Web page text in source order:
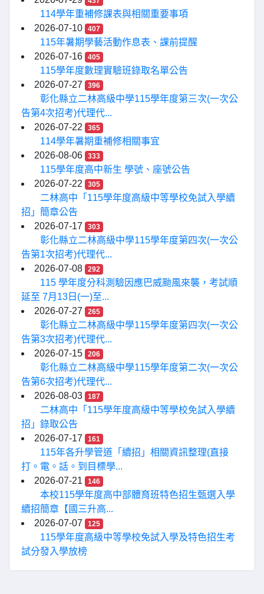
114學年重補修課表與相關重要事項
2026-07-10
407
115年暑期學藝活動作息表、課前提醒
2026-07-16
405
115學年度數理實驗班錄取名單公告
2026-07-27
396
彰化縣立二林高級中學115學年度第三次(一次公
告第4次招考)代理代...
2026-07-22
365
114學年暑期重補修相關事宜
2026-08-06
333
115學年度高中新生 學號、座號公告
2026-07-22
305
二林高中「115學年度高級中等學校免試入學續
招」簡章公告
2026-07-17
303
彰化縣立二林高級中學115學年度第四次(一次公
告第1次招考)代理代...
2026-07-08
292
115 學年度分科測驗因應巴威颱風來襲，考試順
延至 7月13日(一)至...
2026-07-27
265
彰化縣立二林高級中學115學年度第四次(一次公
告第3次招考)代理代...
2026-07-15
206
彰化縣立二林高級中學115學年度第二次(一次公
告第6次招考)代理代...
2026-08-03
187
二林高中「115學年度高級中等學校免試入學續
招」錄取公告
2026-07-17
161
115年各升學管道「續招」相關資訊整理(直接
打。電。話。到目標學...
2026-07-21
146
本校115學年度高中部體育班特色招生甄選入學
續招簡章【國三升高...
2026-07-07
125
115學年度高級中等學校免試入學及特色招生考
試分發入學放榜